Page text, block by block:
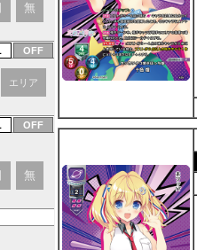
無
エリア
無